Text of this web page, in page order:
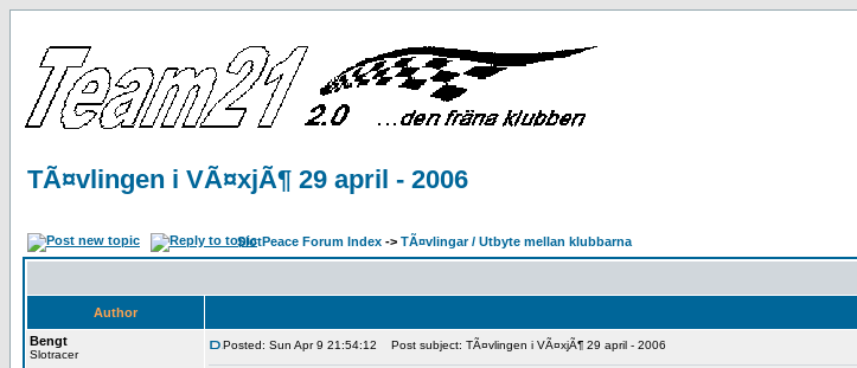
TÃ¤vlingen i VÃ¤xjÃ¶ 29 april - 2006
SlotPeace Forum Index -> TÃ¤vlingar / Utbyte mellan klubbarna
Author
Bengt
Slotracer
Posted: Sun Apr 9 21:54:12 Post subject: TÃ¤vlingen i VÃ¤xjÃ¶ 29 april - 2006